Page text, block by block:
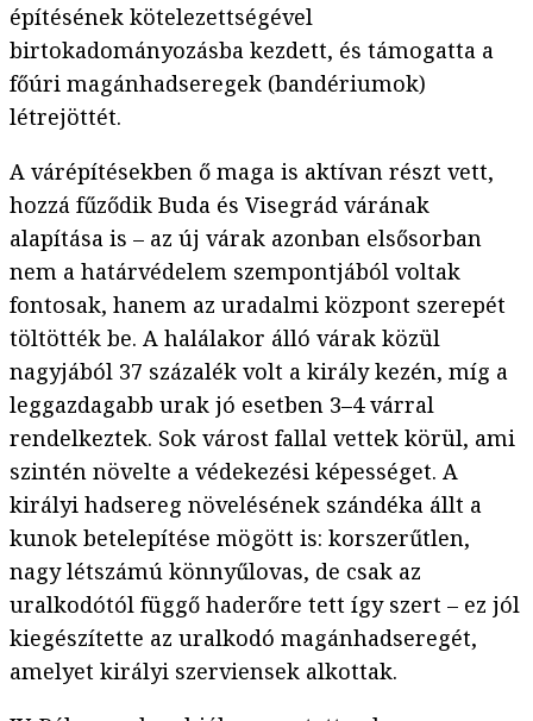
építésének kötelezettségével
birtokadományozásba kezdett, és támogatta a
főúri magánhadseregek (bandériumok)
létrejöttét.
A várépítésekben ő maga is aktívan részt vett,
hozzá fűződik Buda és Visegrád várának
alapítása is – az új várak azonban elsősorban
nem a határvédelem szempontjából voltak
fontosak, hanem az uradalmi központ szerepét
töltötték be. A halálakor álló várak közül
nagyjából 37 százalék volt a király kezén, míg a
leggazdagabb urak jó esetben 3–4 várral
rendelkeztek. Sok várost fallal vettek körül, ami
szintén növelte a védekezési képességet. A
királyi hadsereg növelésének szándéka állt a
kunok betelepítése mögött is: korszerűtlen,
nagy létszámú könnyűlovas, de csak az
uralkodótól függő haderőre tett így szert – ez jól
kiegészítette az uralkodó magánhadseregét,
amelyet királyi szerviensek alkottak.